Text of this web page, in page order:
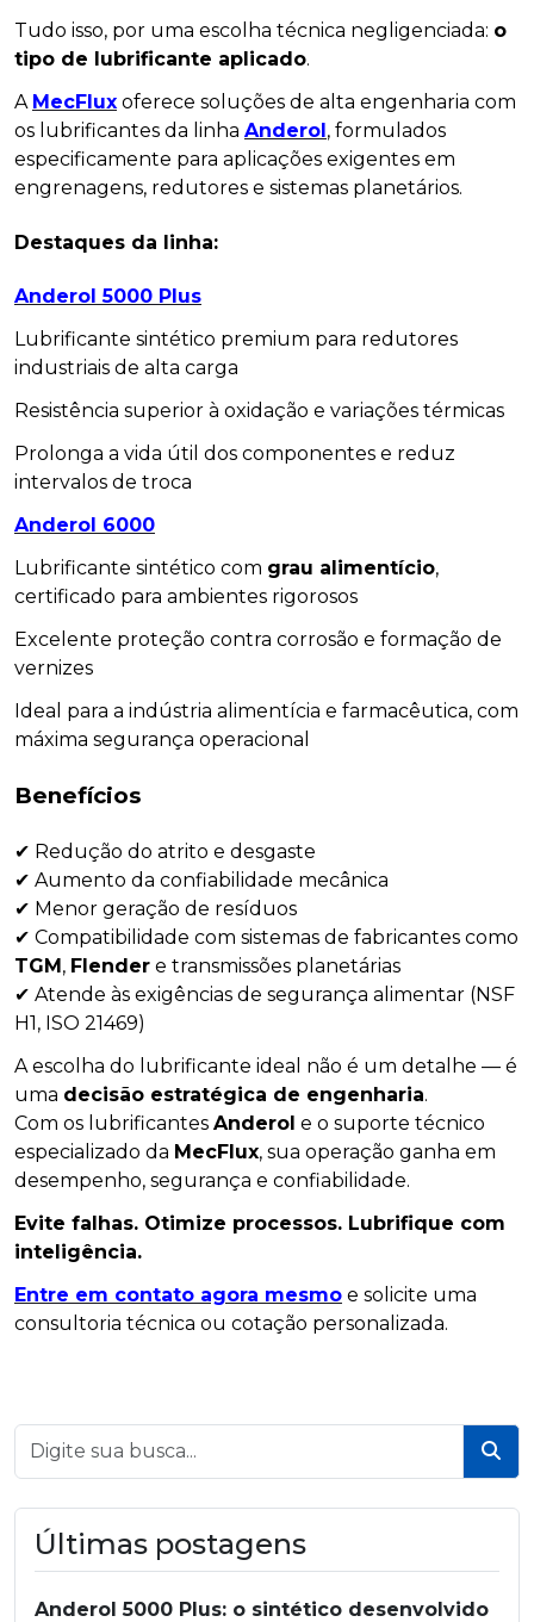
Tudo isso, por uma escolha técnica negligenciada: o
tipo de lubrificante aplicado.
A MecFlux oferece soluções de alta engenharia com
os lubrificantes da linha Anderol, formulados
especificamente para aplicações exigentes em
engrenagens, redutores e sistemas planetários.
Destaques da linha:
Anderol 5000 Plus
Lubrificante sintético premium para redutores
industriais de alta carga
Resistência superior à oxidação e variações térmicas
Prolonga a vida útil dos componentes e reduz
intervalos de troca
Anderol 6000
Lubrificante sintético com grau alimentício,
certificado para ambientes rigorosos
Excelente proteção contra corrosão e formação de
vernizes
Ideal para a indústria alimentícia e farmacêutica, com
máxima segurança operacional
Benefícios
✔ Redução do atrito e desgaste
✔ Aumento da confiabilidade mecânica
✔ Menor geração de resíduos
✔ Compatibilidade com sistemas de fabricantes como
TGM, Flender e transmissões planetárias
✔ Atende às exigências de segurança alimentar (NSF
H1, ISO 21469)
A escolha do lubrificante ideal não é um detalhe — é
uma decisão estratégica de engenharia.
Com os lubrificantes Anderol e o suporte técnico
especializado da MecFlux, sua operação ganha em
desempenho, segurança e confiabilidade.
Evite falhas. Otimize processos. Lubrifique com
inteligência.
Entre em contato agora mesmo e solicite uma
consultoria técnica ou cotação personalizada.
Últimas postagens
Anderol 5000 Plus: o sintético desenvolvido